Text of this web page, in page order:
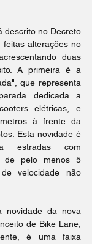
descrito no Decreto
feitas alterações no
duas
A primeira é a
que representa
dedicada a
elétricas, e
à frente da
Esta novidade é
estradas com
de pelo menos 5
velocidade não
novidade da nova
de Bike Lane,
é uma faixa